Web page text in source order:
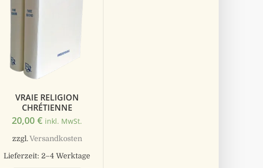
VRAIE RELIGION
CHRÉTIENNE
20,00€ inkl. MwSt.
zzgl.Versandkosten
Lieferzeit:2–4 Werktage